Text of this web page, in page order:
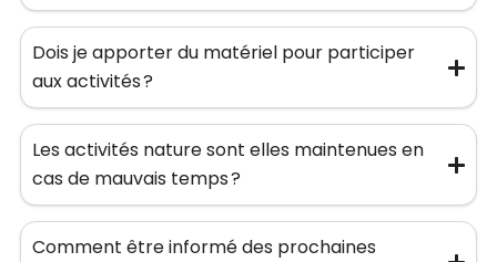
Dois je apporter du matériel pour participer
aux activités ?
Les activités nature sont elles maintenues en
cas de mauvais temps ?
Comment être informé des prochaines